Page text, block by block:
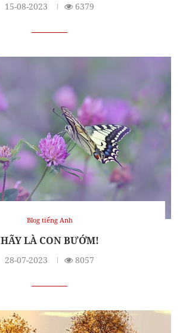
15-08-2023 6379
Blog tiếng Anh
HÃY LÀ CON BƯỚM!
28-07-2023 8057